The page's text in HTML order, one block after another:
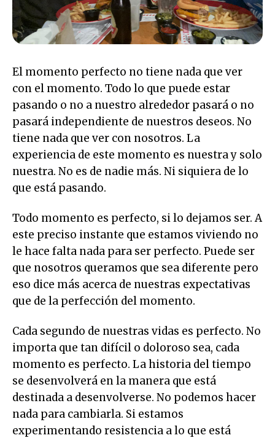
El momento perfecto no tiene nada que ver
con el momento. Todo lo que puede estar
pasando o no a nuestro alrededor pasará o no
pasará independiente de nuestros deseos. No
tiene nada que ver con nosotros. La
experiencia de este momento es nuestra y solo
nuestra. No es de nadie más. Ni siquiera de lo
que está pasando.
Todo momento es perfecto, si lo dejamos ser. A
este preciso instante que estamos viviendo no
le hace falta nada para ser perfecto. Puede ser
que nosotros queramos que sea diferente pero
eso dice más acerca de nuestras expectativas
que de la perfección del momento.
Cada segundo de nuestras vidas es perfecto. No
importa que tan difícil o doloroso sea, cada
momento es perfecto. La historia del tiempo
se desenvolverá en la manera que está
destinada a desenvolverse. No podemos hacer
nada para cambiarla. Si estamos
experimentando resistencia a lo que está